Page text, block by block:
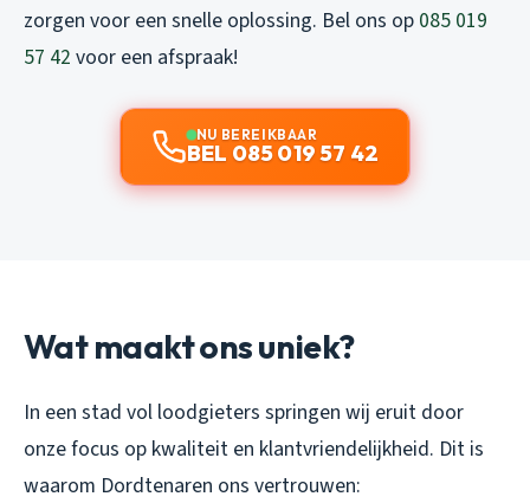
zorgen voor een snelle oplossing. Bel ons op 085 019
57 42 voor een afspraak!
NU BEREIKBAAR
BEL 085 019 57 42
Wat maakt ons uniek?
In een stad vol loodgieters springen wij eruit door
onze focus op kwaliteit en klantvriendelijkheid. Dit is
waarom Dordtenaren ons vertrouwen: